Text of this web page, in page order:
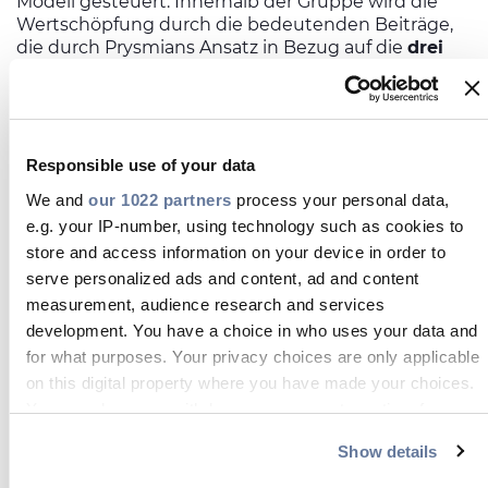
Responsible use of your data
We and our 1022 partners process your personal data,
e.g. your IP-number, using technology such as cookies to
store and access information on your device in order to
serve personalized ads and content, ad and content
measurement, audience research and services
development. You have a choice in who uses your data and
for what purposes. Your privacy choices are only applicable
on this digital property where you have made your choices.
You can change or withdraw your consent any time from
Show details
Wertschöpfung durch die bedeutenden Beiträge,
die durch Prysmians Ansatz in Bezug auf die drei
der Unternehmensidentität generiert
Menschen, Kultur &
Organisation, nachhaltige Innovation & schlanke
Diese Inputs fließen in die Wertschöpfungskette
schaffen, die das Potenzial haben, eine Wirkung
außerhalb des Unternehmens zu entfalten und zur
Erreichung bestimmter Ziele der nachhaltigen
Entwicklung beizutragen. Bei der Wertschöpfung
dürfen die externen Faktoren, die sich auf das
Geschäft und die Ergebnisse von Prysmian
auswirken, nicht außer Acht gelassen werden, z. B.
die Energiewende, die Digitalisierung, die
Ressourcenknappheit und soziale Fragen.